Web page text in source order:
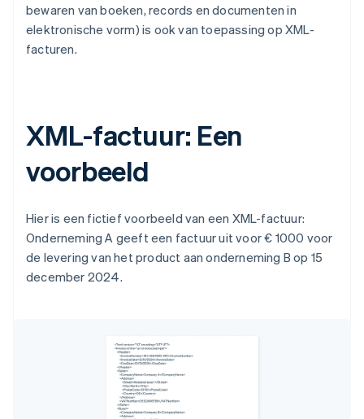
bewaren van boeken, records en documenten in
elektronische vorm) is ook van toepassing op XML-
facturen.
XML-factuur: Een
voorbeeld
Hier is een fictief voorbeeld van een XML-factuur:
Onderneming A geeft een factuur uit voor € 1000 voor
de levering van het product aan onderneming B op 15
december 2024.